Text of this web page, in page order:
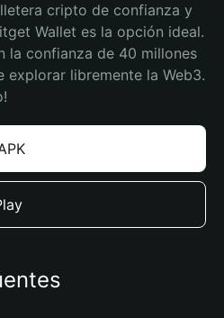
cripto de confianza y
Wallet es la opción ideal.
la confianza de 40 millones
explorar libremente la Web3.